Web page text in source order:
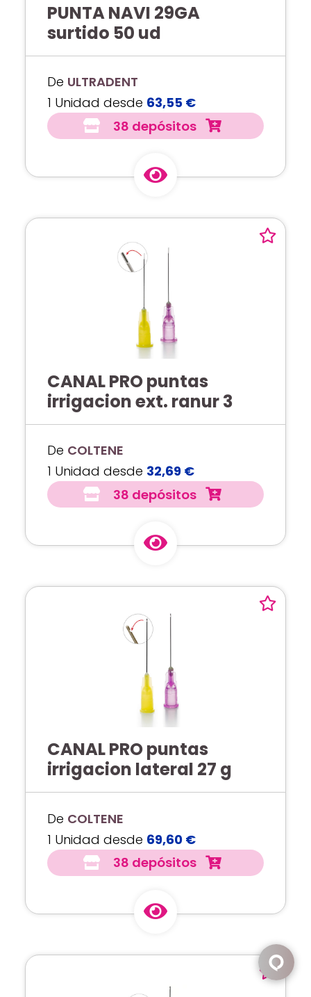
PUNTA NAVI 29GA
surtido 50 ud
De ULTRADENT
1 Unidad desde 63,55 €
38 depósitos
CANAL PRO puntas
irrigacion ext. ranur 3
De COLTENE
1 Unidad desde 32,69 €
38 depósitos
CANAL PRO puntas
irrigacion lateral 27 g
De COLTENE
1 Unidad desde 69,60 €
38 depósitos